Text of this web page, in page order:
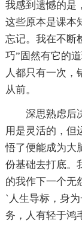
我感到遗憾的是
这些原本是课本
忘记。我在不断
巧”固然有它的
人都只有一次，
从前。
深思熟虑后
用是灵活的，但
悟了便能成为大
份基础去打底。
的我作下一个无
`人生导标，身
务，人有轻于鸿